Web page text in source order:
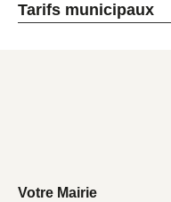
Tarifs municipaux
Votre Mairie